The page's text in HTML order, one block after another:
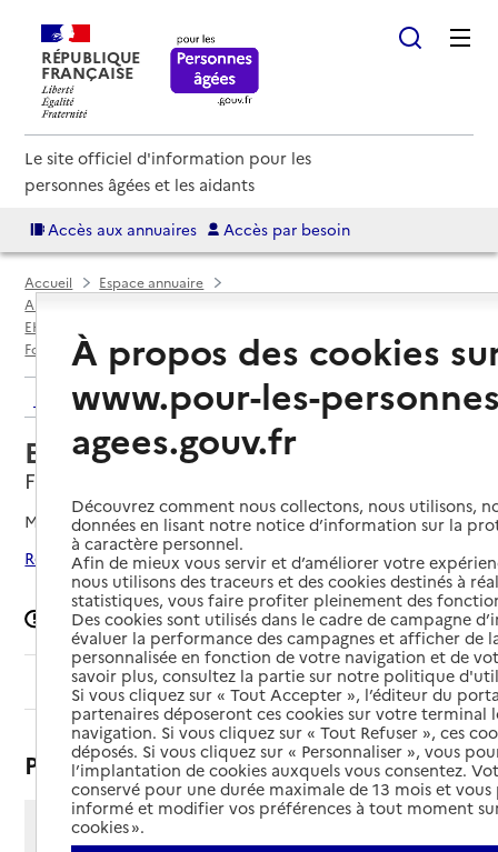
RÉPUBLIQUE
FRANÇAISE
Le site officiel d'information pour les
personnes âgées et les aidants
Accès aux annuaires Accès par besoin
Accueil
Espace annuaire
Annuaire EHPAD et maisons de retraite
EHPAD par département
Fontcouverte
EHPAD Le logis de Montignac
Retour aux résultats de l'annuaire
EHPAD Le logis de Montignac
Fontcouverte, CHARENTE-MARITIME
Mis à jour le12/05/2026
Rechercher les établissements autour de Fontcouverte
Signaler une erreur
Sommaire
Présentation
20 route de Montignac
À propos des cookies
www.pour-les-
agees.gouv.fr
Découvrez comment nous collectons, nous utilisons,
données en lisant notre notice d’information sur la
à caractère personnel.
Afin de mieux vous servir et d’améliorer votre
nous utilisons des traceurs et des cookies destinés à
statistiques, vous faire profiter pleinement des
Des cookies sont utilisés dans le cadre de campagne
évaluer la performance des campagnes et afficher de
personnalisée en fonction de votre navigation et de
savoir plus, consultez la partie sur notre politique
Si vous cliquez sur « Tout Accepter », l’éditeur du
partenaires déposeront ces cookies sur votre terminal
navigation. Si vous cliquez sur « Tout Refuser », ces
déposés. Si vous cliquez sur « Personnaliser », vous
l’implantation de cookies auxquels vous consentez.
conservé pour une durée maximale de 13 mois et
informé et modifier vos préférences à tout moment
cookies ».